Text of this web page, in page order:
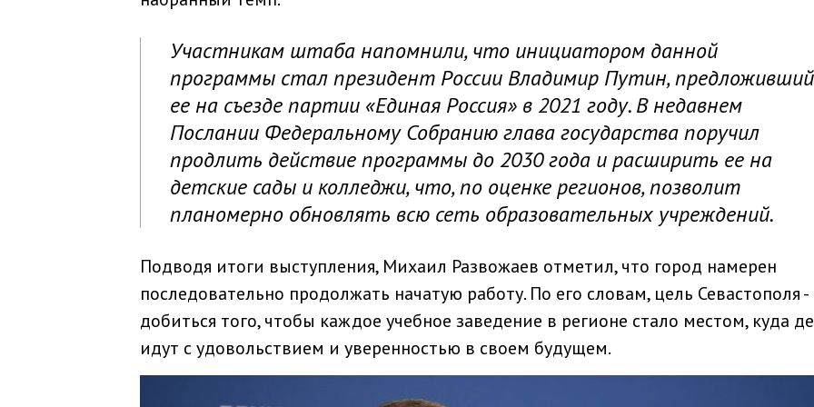
Участникам штаба напомнили, что инициатором данной
программы стал президент России Владимир Путин, предложивший
ее на съезде партии «Единая Россия» в 2021 году. В недавнем
Послании Федеральному Собранию глава государства поручил
продлить действие программы до 2030 года и расширить ее на
детские сады и колледжи, что, по оценке регионов, позволит
планомерно обновлять всю сеть образовательных учреждений.
Подводя итоги выступления, Михаил Развожаев отметил, что город намерен
последовательно продолжать начатую работу. По его словам, цель Севастополя -
добиться того, чтобы каждое учебное заведение в регионе стало местом, куда
идут с удовольствием и уверенностью в своем будущем.